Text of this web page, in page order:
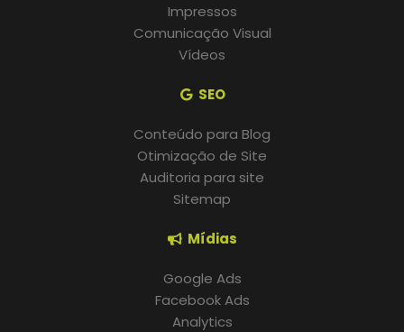
Impressos
Comunicação Visual
Vídeos
SEO
Conteúdo para Blog
Otimização de Site
Auditoria para site
Sitemap
Mídias
Google Ads
Facebook Ads
Analytics